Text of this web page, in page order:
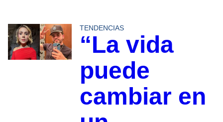
TENDENCIAS
“La vida
puede
cambiar en